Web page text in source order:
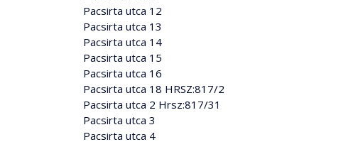
Pacsirta utca 12
Pacsirta utca 13
Pacsirta utca 14
Pacsirta utca 15
Pacsirta utca 16
Pacsirta utca 18 HRSZ:817/2
Pacsirta utca 2 Hrsz:817/31
Pacsirta utca 3
Pacsirta utca 4